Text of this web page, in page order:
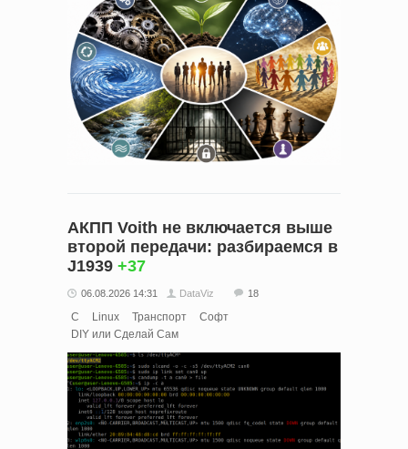
АКПП Voith не включается выше
второй передачи: разбираемся в
J1939 +37
06.08.2026 14:31 DataViz 18
C Linux Транспорт
Софт
DIY или Сделай Сам